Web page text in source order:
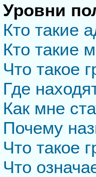
Уровни
Кто такие
Кто такие
Что такое
Где
Как мне
Почему
Что такое
Что